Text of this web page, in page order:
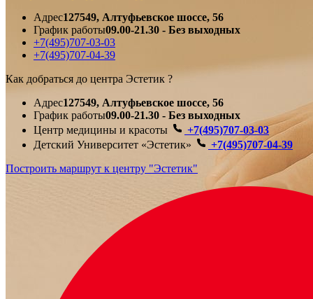
Адрес127549, Алтуфьевское шоссе, 56
График работы09.00-21.30 - Без выходных
+7(495)707-03-03
+7(495)707-04-39
Как добраться до центра Эстетик ?
Адрес127549, Алтуфьевское шоссе, 56
График работы09.00-21.30 - Без выходных
Центр медицины и красоты
+7(495)707-03-03
Детский Университет «Эстетик»
+7(495)707-04-39
Построить маршрут к центру "Эстетик"